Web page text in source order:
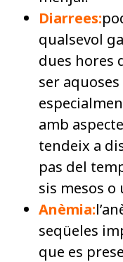
Diarrees:
qualsevol
dues hores
ser
amb
tendeix a
pas del
sis mesos
Anèmia:
seqüeles
que es